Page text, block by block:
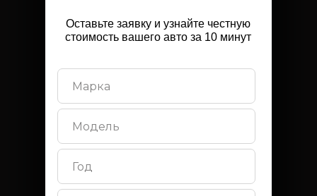
Оставьте заявку и узнайте честную
стоимость вашего авто за 10 минут